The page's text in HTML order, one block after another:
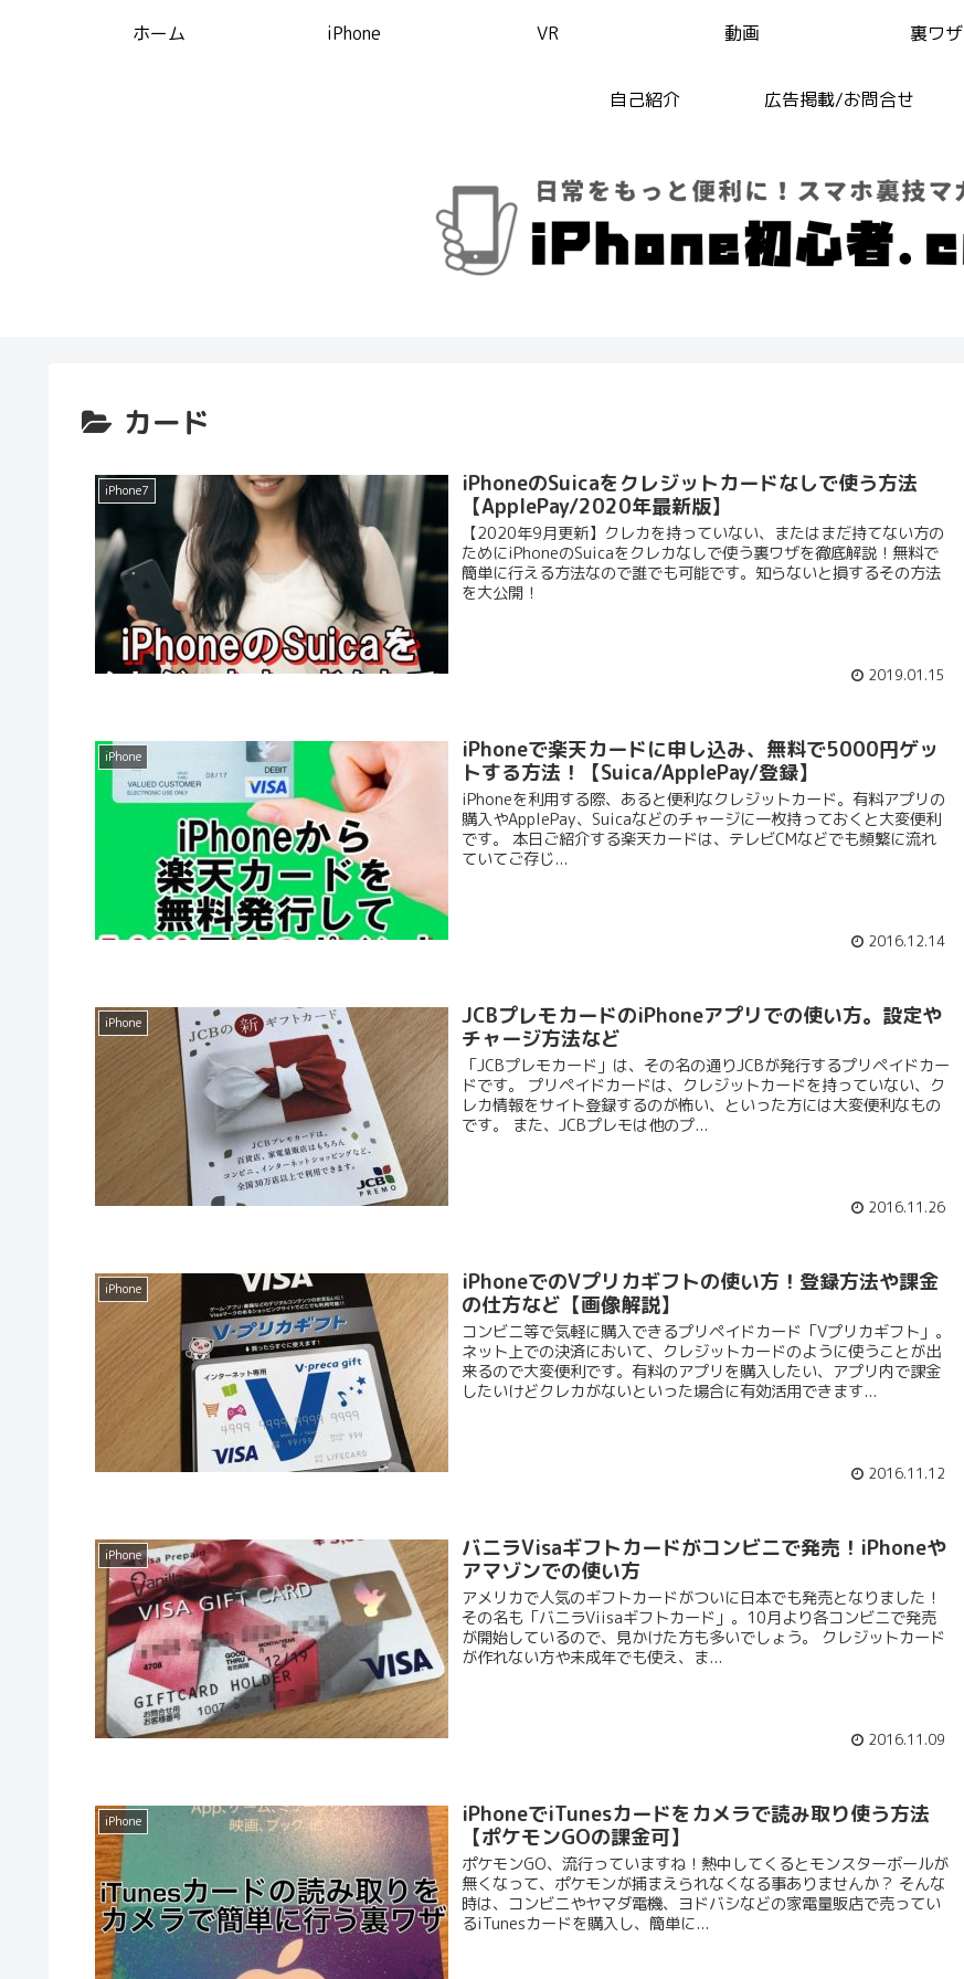
ホーム iPhone VR 動画 裏ワザ
自己紹介 広告掲載/お問合せ
カード
iPhone7
iPhoneのSuicaをクレジットカードなしで使う方法
【ApplePay/2020年最新版】
【2020年9月更新】クレカを持っていない、またはまだ持てない方の
ためにiPhoneのSuicaをクレカなしで使う裏ワザを徹底解説！無料で
簡単に行える方法なので誰でも可能です。知らないと損するその方法
を大公開！
2019.01.15
iPhone
iPhoneで楽天カードに申し込み、無料で5000円ゲッ
トする方法！【Suica/ApplePay/登録】
iPhoneを利用する際、あると便利なクレジットカード。有料アプリの
購入やApplePay、Suicaなどのチャージに一枚持っておくと大変便利
です。 本日ご紹介する楽天カードは、テレビCMなどでも頻繁に流れ
ていてご存じ...
2016.12.14
iPhone
JCBプレモカードのiPhoneアプリでの使い方。設定や
チャージ方法など
「JCBプレモカード」は、その名の通りJCBが発行するプリペイドカー
ドです。 プリペイドカードは、クレジットカードを持っていない、ク
レカ情報をサイト登録するのが怖い、といった方には大変便利なもの
です。 また、JCBプレモは他のプ...
2016.11.26
iPhone
iPhoneでのVプリカギフトの使い方！登録方法や課金
の仕方など【画像解説】
コンビニ等で気軽に購入できるプリペイドカード「Vプリカギフト」。
ネット上での決済において、クレジットカードのように使うことが出
来るので大変便利です。有料のアプリを購入したい、アプリ内で課金
したいけどクレカがないといった場合に有効活用できます...
2016.11.12
iPhone
バニラVisaギフトカードがコンビニで発売！iPhoneや
アマゾンでの使い方
アメリカで人気のギフトカードがついに日本でも発売となりました！
その名も「バニラViisaギフトカード」。10月より各コンビニで発売
が開始しているので、見かけた方も多いでしょう。 クレジットカード
が作れない方や未成年でも使え、ま...
2016.11.09
iPhone
iPhoneでiTunesカードをカメラで読み取り使う方法
【ポケモンGOの課金可】
ポケモンGO、流行っていますね！熱中してくるとモンスターボールが
無くなって、ポケモンが捕まえられなくなる事ありませんか？ そんな
時は、コンビニやヤマダ電機、ヨドバシなどの家電量販店で売ってい
るiTunesカードを購入し、簡単に...